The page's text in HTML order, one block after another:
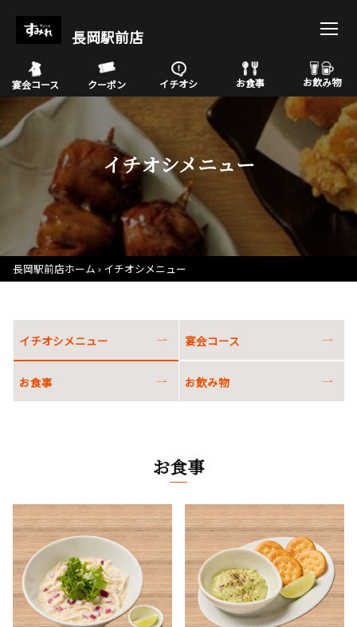
長岡駅前店
宴会コース クーポン イチオシ お食事 お飲み物
イチオシメニュー
長岡駅前店ホーム イチオシメニュー
イチオシメニュー 宴会コース
お食事 お飲み物
お食事